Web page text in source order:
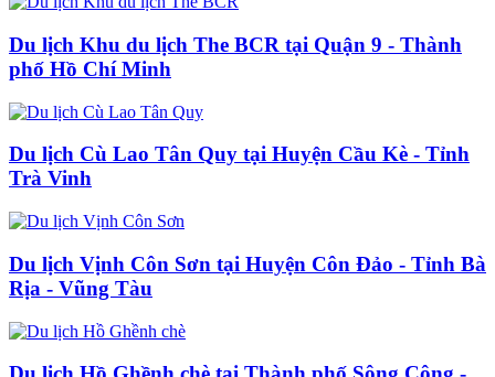
Du lịch Khu du lịch The BCR tại Quận 9 - Thành
phố Hồ Chí Minh
Du lịch Cù Lao Tân Quy tại Huyện Cầu Kè - Tỉnh
Trà Vinh
Du lịch Vịnh Côn Sơn tại Huyện Côn Đảo - Tỉnh Bà
Rịa - Vũng Tàu